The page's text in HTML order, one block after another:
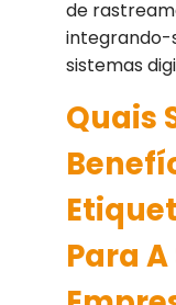
de
sistemas
Quais
Para